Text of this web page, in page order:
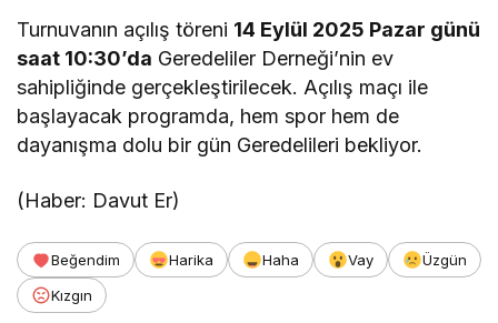
Turnuvanın açılış töreni 14 Eylül 2025 Pazar günü
saat 10:30’da Geredeliler Derneği’nin ev
sahipliğinde gerçekleştirilecek. Açılış maçı ile
başlayacak programda, hem spor hem de
dayanışma dolu bir gün Geredelileri bekliyor.
(Haber: Davut Er)
Beğendim Harika Haha Vay
Üzgün
Kızgın